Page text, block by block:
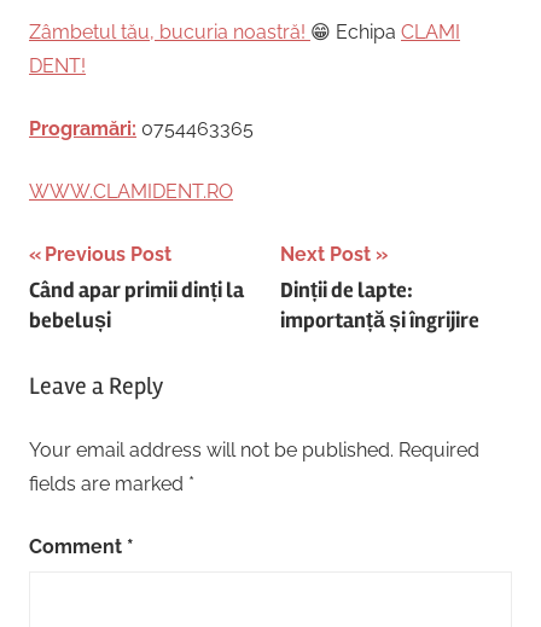
Zâmbetul tău, bucuria noastră! 😁 Echipa CLAMI
DENT!
Programări: 0754463365
WWW.CLAMIDENT.RO
Post
navigation
Previous Post
Când apar primii dinți la
bebeluși
Next Post
Dinții de lapte:
importanță și îngrijire
Leave a Reply
Your email address will not be published. Required
fields are marked *
Comment *